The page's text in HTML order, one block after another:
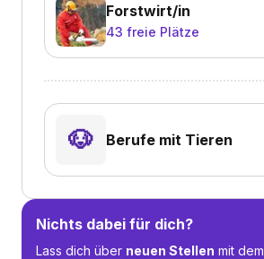
Forstwirt/in
43 freie Plätze
🐶 Berufe mit Tieren
Nichts dabei für dich?
Lass dich über neuen Stellen mit dem